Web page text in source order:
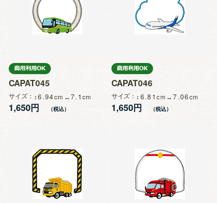
CAPAT045
サイズ 6.94 7.1
1,650円
CAPAT046
サイズ 6.81 7.06
1,650円